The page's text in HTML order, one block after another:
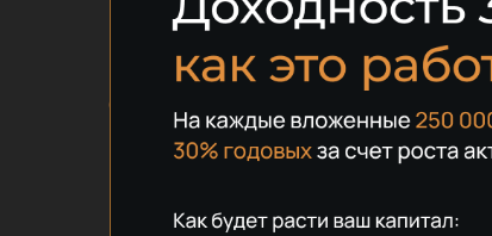
Проект с участием ДОМ.РФ и
с доходностью
Комплекса у